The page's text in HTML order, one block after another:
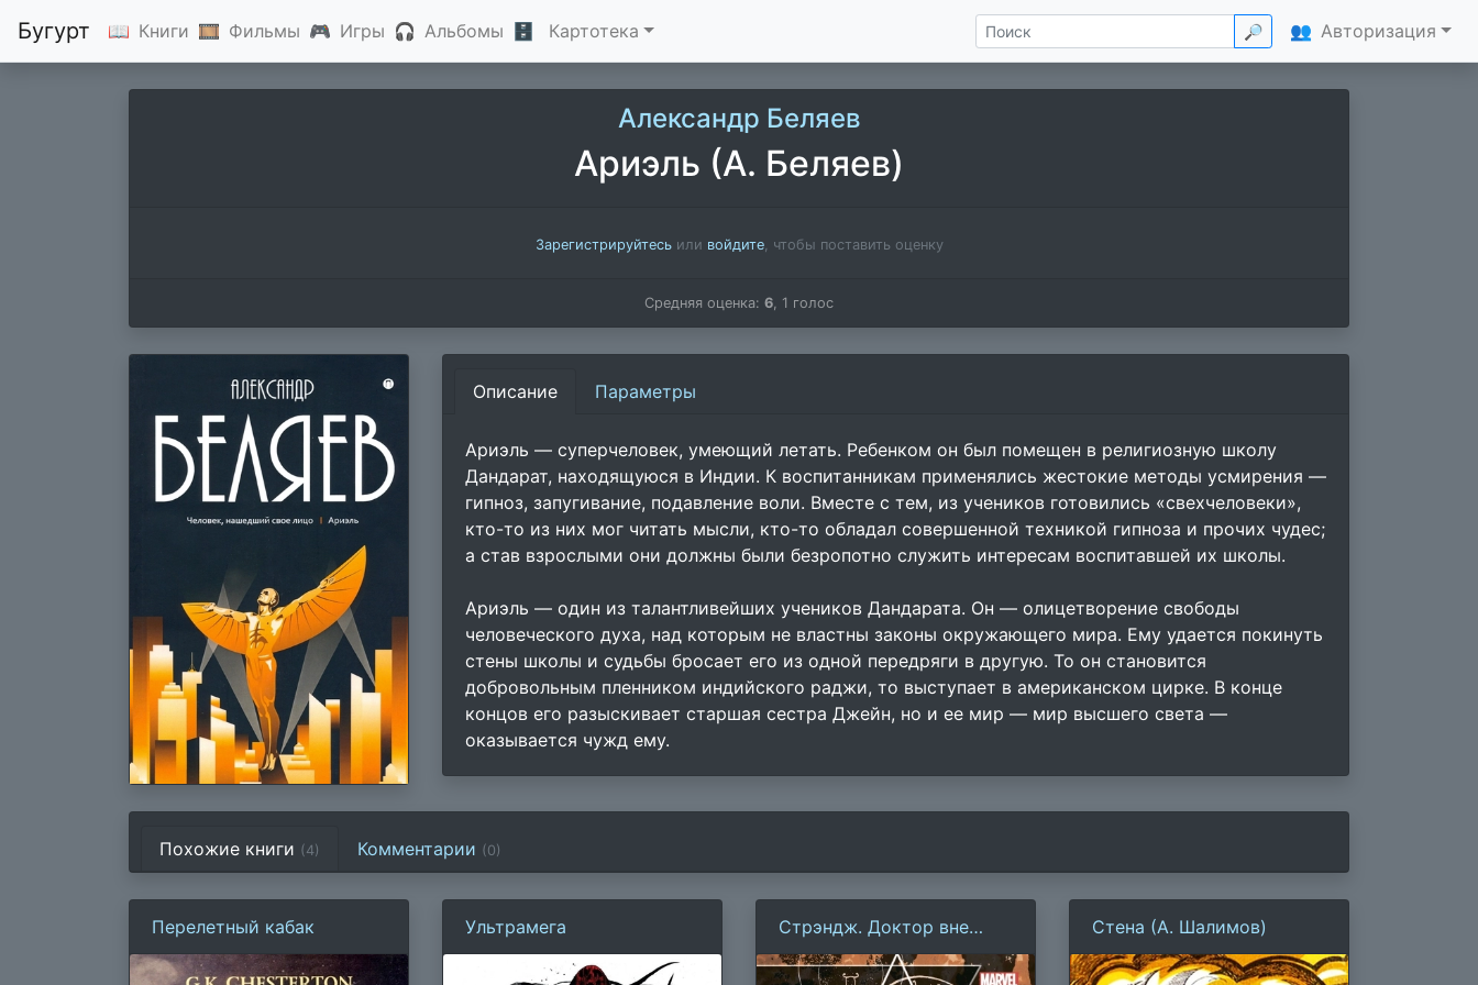
Бугурт 📖 Книги 🎞 Фильмы 🎮 Игры 🎧 Альбомы 🗄 Картотека 🔎 👥 Авторизация
Александр Беляев
Ариэль (А. Беляев)
Зарегистрируйтесьили войдите, чтобы поставить оценку
Средняя оценка: 6, 1 голос
Описание Параметры
Ариэль — суперчеловек, умеющий летать. Ребенком он был помещен в религиозную школу
Дандарат, находящуюся в Индии. К воспитанникам применялись жестокие методы усмирения —
гипноз, запугивание, подавление воли. Вместе с тем, из учеников готовились «свехчеловеки»,
кто-то из них мог читать мысли, кто-то обладал совершенной техникой гипноза и прочих чудес;
а став взрослыми они должны были безропотно служить интересам воспитавшей их школы.
Ариэль — один из талантливейших учеников Дандарата. Он — олицетворение свободы
человеческого духа, над которым не властны законы окружающего мира. Ему удается покинуть
стены школы и судьбы бросает его из одной передряги в другую. То он становится
добровольным пленником индийского раджи, то выступает в американском цирке. В конце
концов его разыскивает старшая сестра Джейн, но и ее мир — мир высшего света —
оказывается чужд ему.
Похожие книги (4) Комментарии (0)
Перелетный кабак Ультрамега
Стрэндж. Доктор вне
игры!
Стена (А. Шалимов)